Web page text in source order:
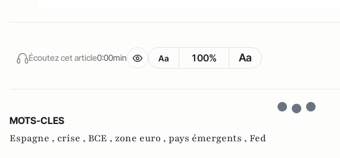
Écoutez cet article0:00min Aa 100% Aa
MOTS-CLES
Espagne , crise , BCE , zone euro , pays émergents , Fed